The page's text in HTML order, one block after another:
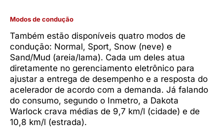
Modos de condução
Também estão disponíveis quatro modos de
condução: Normal, Sport, Snow (neve) e
Sand/Mud (areia/lama). Cada um deles atua
diretamente no gerenciamento eletrônico para
ajustar a entrega de desempenho e a resposta do
acelerador de acordo com a demanda. Já falando
do consumo, segundo o Inmetro, a Dakota
Warlock crava médias de 9,7 km/l (cidade) e de
10,8 km/l (estrada).